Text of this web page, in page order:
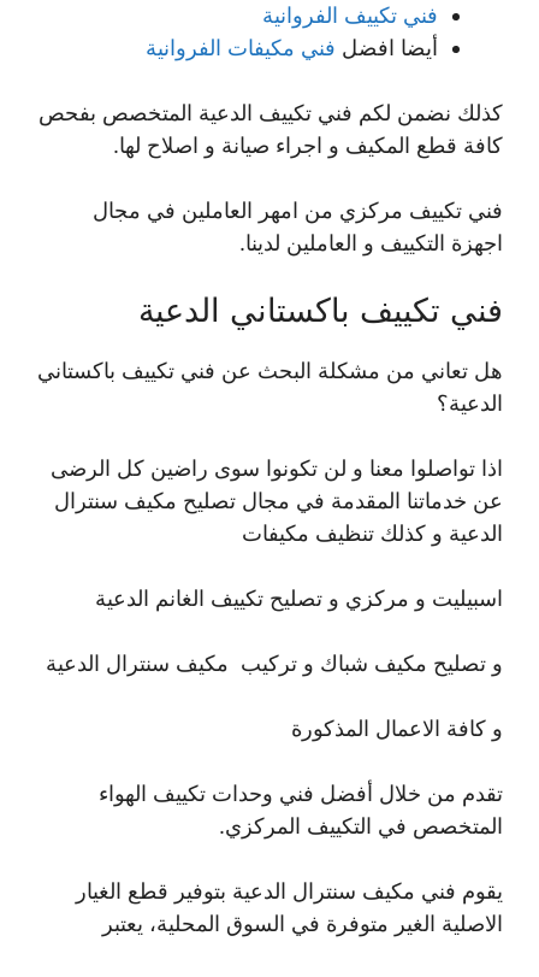
فني تكييف الفروانية
أيضا افضل فني مكيفات الفروانية
كذلك نضمن لكم فني تكييف الدعية المتخصص بفحص
كافة قطع المكيف و اجراء صيانة و اصلاح لها.
فني تكييف مركزي من امهر العاملين في مجال
اجهزة التكييف و العاملين لدينا.
فني تكييف باكستاني الدعية
هل تعاني من مشكلة البحث عن فني تكييف باكستاني
الدعية؟
اذا تواصلوا معنا و لن تكونوا سوى راضين كل الرضى
عن خدماتنا المقدمة في مجال تصليح مكيف سنترال
الدعية و كذلك تنظيف مكيفات
اسبيليت و مركزي و تصليح تكييف الغانم الدعية
و تصليح مكيف شباك و تركيب مكيف سنترال الدعية
و كافة الاعمال المذكورة
تقدم من خلال أفضل فني وحدات تكييف الهواء
المتخصص في التكييف المركزي.
يقوم فني مكيف سنترال الدعية بتوفير قطع الغيار
الاصلية الغير متوفرة في السوق المحلية، يعتبر